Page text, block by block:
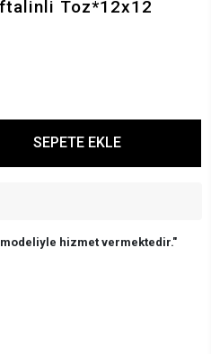
Toz*12x12
SEPETE EKLE
modeliyle hizmet vermektedir."